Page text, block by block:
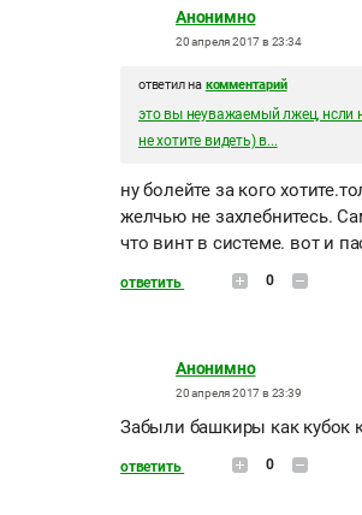
Анонимно
20 апреля 2017 в 23:34
ответил на комментарий
это вы неуважаемый лжец, нсли
не хотите видеть) в...
ну болейте за кого
желчью не захлебнитесь.
что винт в системе. вот и
ответить 0
Анонимно
20 апреля 2017 в 23:39
Забыли башкиры как кубок
ответить 0